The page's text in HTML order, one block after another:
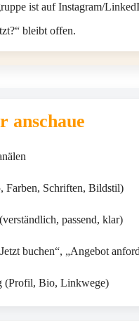
ist auf Instagram/
bleibt offen.
anschaue
Farben, Schriften, Bildstil)
passend, klar)
buchen“, „Angebot
(Profil, Bio, Linkwege)